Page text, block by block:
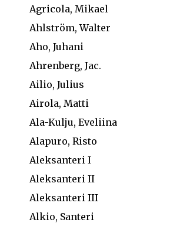
Agricola, Mikael
Ahlström, Walter
Aho, Juhani
Ahrenberg, Jac.
Ailio, Julius
Airola, Matti
Ala-Kulju, Eveliina
Alapuro, Risto
Aleksanteri I
Aleksanteri II
Aleksanteri III
Alkio, Santeri